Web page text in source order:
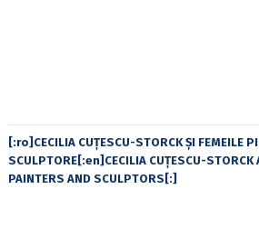
[:ro]CECILIA CUŢESCU-STORCK ŞI FEMEILE
SCULPTORE[:en]CECILIA CUŢESCU-STORCK
PAINTERS AND SCULPTORS[:]